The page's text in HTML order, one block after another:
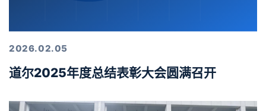
2026.02.05
道尔2025年度总结表彰大会圆满召开